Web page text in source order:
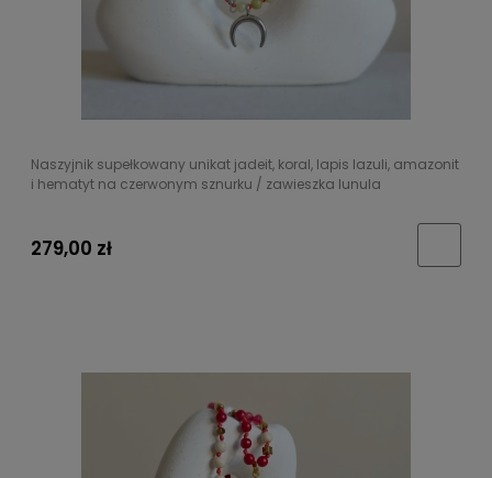
Naszyjnik supełkowany unikat jadeit, koral, lapis lazuli, amazonit
i hematyt na czerwonym sznurku / zawieszka lunula
279,00 zł